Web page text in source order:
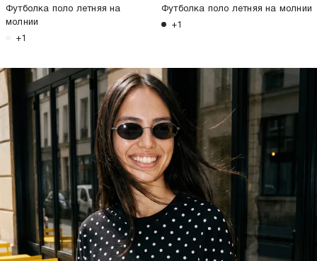
Футболка поло летняя на
молнии
+1
Футболка поло летняя на молнии
+1